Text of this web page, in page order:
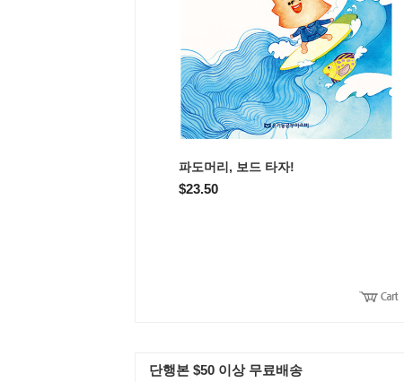
파도머리, 보드 타자!
$23.50
단행본 $50 이상 무료배송